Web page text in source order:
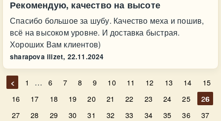
Рекомендую, качество на высоте
Спасибо большое за шубу. Качество меха и пошив,
всё на высоком уровне. И доставка быстрая.
Хороших Вам клиентов)
sharapova ilizet, 22.11.2024
< 1 … 6 7 8 9 10 11 12 13 14
15
16
17 18 19 20 21 22 23 24 25
26
27
28 29 30 31 32 33 34 35 36
37